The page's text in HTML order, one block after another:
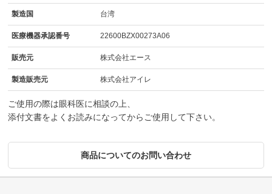
製造国 台湾
医療機器承認番号 22600BZX00273A06
販売元 株式会社エース
製造販売元 株式会社アイレ
ご使用の際は眼科医に相談の上、
添付文書をよくお読みになってからご使用して下さい。
商品についてのお問い合わせ